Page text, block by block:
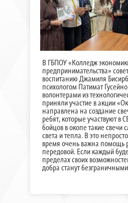
В ГБПОУ «Колледж
предпринимательства»
воспитанию Джамиля
психологом Патимат
волонтерами из
приняли участие в акции
направлена на создание
ребят, которые участвуют в
бойцов в окопе такие свечи
света и тепла. В это
время очень важна помощь
передовой. Если каждый
пределах своих
добра станут безграничными